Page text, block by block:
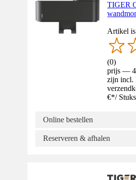
TIGER
Artikel is
(0)
prijs —
zijn incl.
€*/ Stuks
Online bestellen
Reserveren & afhalen